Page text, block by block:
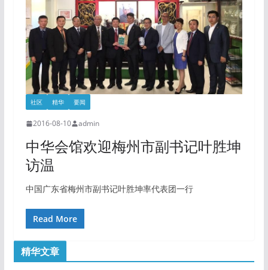
社区 精华 要闻
2016-08-10 admin
中华会馆欢迎梅州市副书记叶胜坤
访温
中国广东省梅州市副书记叶胜坤率代表团一行
Read More
精华文章